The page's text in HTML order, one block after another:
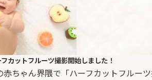
フカットフルーツ撮影開始しました！
赤ちゃん界隈で「ハーフカットフルー